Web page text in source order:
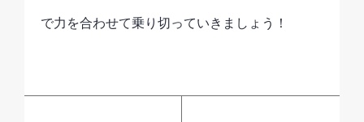
で力を合わせて乗り切っていきましょう！